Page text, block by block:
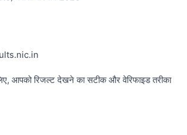
आपको रिजल्ट देखने का सटीक और वेरिफाइड तरीका